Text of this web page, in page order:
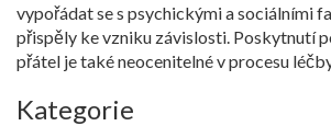
vypořádat se s psychickými a sociálními
přispěly ke vzniku závislosti. Poskytnutí
přátel je také neocenitelné v procesu
Kategorie